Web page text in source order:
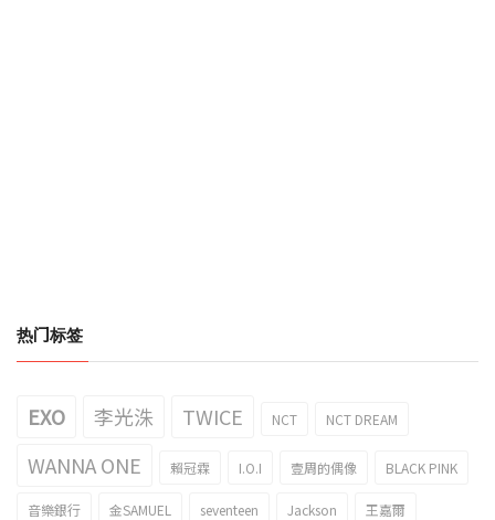
热门标签
EXO 李光洙 TWICE NCT NCT DREAM
WANNA ONE 賴冠霖 I.O.I 壹周的偶像 BLACK PINK
音樂銀行 金SAMUEL seventeen Jackson 王嘉爾